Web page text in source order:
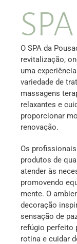
SPA
O SPA da
revitalização,
uma
variedade de
massagens
relaxantes e
proporcionar
renovação.
Os
produtos de
atender às
promovendo
mente. O
decoração
sensação de
refúgio perfeito
rotina e cuidar